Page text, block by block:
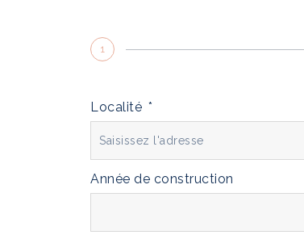
1
Localité
Année de construction